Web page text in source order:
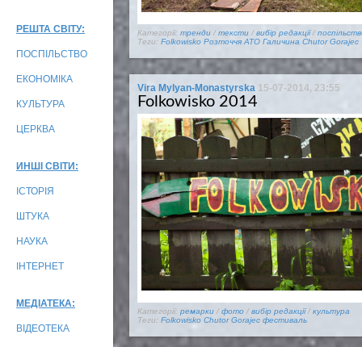
РЕШТА СВІТУ:
ПОСПІЛЬСТВО
ЕКОНОМІКА
КУЛЬТУРА
ЦЕРКВА
ИНШІ СВІТИ:
ІСТОРІЯ
ШТУКА
НАУКА
ІНТЕРНЕТ
МЕДІАТЕКА:
ВІДЕОТЕКА
Категорії: тренди /тексти / вибір редакції/
Теги: Folkowisko Розточчя АТО Галичина Chutor Gorajec
Vira Mylyan-Monastyrska 15-07-2014, 23:55
Folkowisko 2014
Категорії: ремарки / фото / вибір редакції/ культура
Теги: Folkowisko Chutor Gorajec фестиваль